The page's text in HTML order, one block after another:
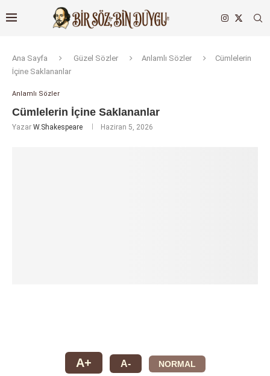
Ana Sayfa Güzel Sözler Anlamlı Sözler
Cümlelerin
İçine Saklananlar
Anlamlı Sözler
Cümlelerin İçine Saklananlar
Yazar W.Shakespeare Haziran 5, 2026
A+ A- NORMAL